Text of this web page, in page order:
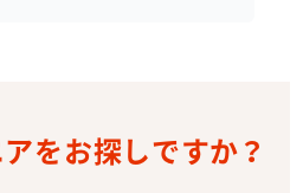
をお探しですか？